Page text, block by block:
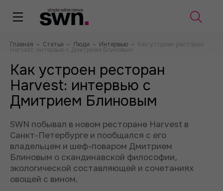
Главная – Статьи – Люди – Интервью – Как устроен ресторан
Harvest: интервью с Дмитрием Блиновым
Как устроен ресторан
Harvest: интервью с
Дмитрием Блиновым
SWN побывал в новом ресторане Harvest в
Санкт-Петербурге и пообщался с его
владельцем и шеф-поваром Дмитрием
Блиновым о скандинавской философии,
экологической составляющей и сочетаниях
овощей с вином.